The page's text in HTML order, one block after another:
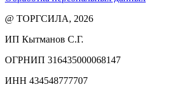
@ ТОРГСИЛА, 2026
ИП Кытманов С.Г.
ОГРНИП 316435000068147
ИНН 434548777707